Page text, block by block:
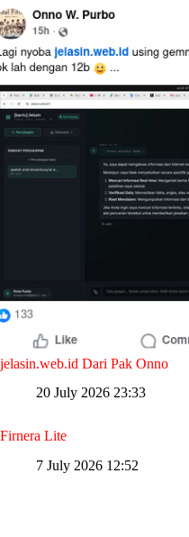
jelasin.web.id Dari Pak Onno
20 July 2026 23:33
Firnera Lite
7 July 2026 12:52